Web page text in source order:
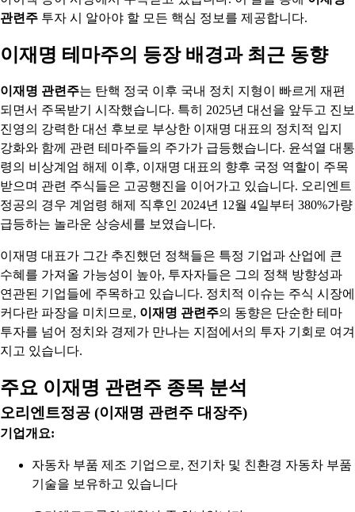
관련주 투자 시 알아야 할 모든 핵심 정보를 제공합니다.
이재명 테마주의 등장 배경과 최근 동향
이재명 관련주는 탄핵 정국 이후 국내 정치 지형이 빠르게 재편
되면서 주목받기 시작했습니다. 특히 2025년 대선을 앞두고 진보
진영의 강력한 대선 후보로 부상한 이재명 대표의 정치적 입지
강화와 함께 관련 테마주들의 주가가 급등했습니다. 윤석열 대통
령의 비상계엄 해제 이후, 이재명 대표의 향후 국정 역할이 주목
받으며 관련 주식들은 고공행진을 이어가고 있습니다. 오리엔트
정공의 경우 계엄령 해제 직후인 2024년 12월 4일부터 380%가량
급등하는 놀라운 상승세를 보였습니다.
이재명 대표가 그간 추진했던 정책들은 특정 기업과 산업에 큰
수혜를 가져올 가능성이 높아, 투자자들은 그의 정책 방향성과
연관된 기업들에 주목하고 있습니다. 정치적 이슈는 주식 시장에
커다란 파장을 미치므로, 이재명 관련주의 동향은 단순한 테마
투자를 넘어 정치와 경제가 만나는 지점에서의 투자 기회로 여겨
지고 있습니다.
주요 이재명 관련주 종목 분석
오리엔트정공 (이재명 관련주 대장주)
기업개요:
자동차 부품 제조 기업으로, 전기차 및 친환경 자동차 부품
기술을 보유하고 있습니다